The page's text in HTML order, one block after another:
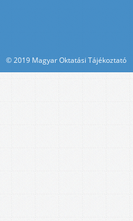
© 2019 Magyar Oktatási